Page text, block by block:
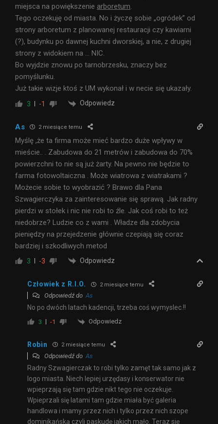
miejsca na powiększenie arboretum.
Tego oczekuję od miasta. No i życzę sobie „ogródek” od
strony arboretum z planowanej restauracji czy kawiarni
(?), budynku po dawnej kuchni dworskiej, a nie, z drugiej
strony z widokiem na … NIC.
Bo wyjdzie znowu po tarnobrzesku, znaczy bez
pomyślunku.
Już takie wizje ktoś z UM wykonał i w necie się ukazały.
3 -1 Odpowiedz
As 2 miesiące temu
Myślę ,że ta firma może mieć bardzo duże wpływy w
mieście.. . Zabudowa do 21 metrów i zabudowa do 70%
powierzchni to nie są już żarty. Na pewno nie będzie to
farma fotowoltaiczna . Może wiatrowa z wiatrakami ?
Możecie sobie to wyobrazić ? Brawo dla Pana
Szwagierczyka za zainteresowanie się sprawą. Jak radny
pierdzi w stołek i nic nie robi to źle. Jak coś robi to też
niedobrze? Ludzie co z wami . Władze dla zdobycia
pieniędzy na przejedzenie głównie czepiają się coraz
bardziej i szkodliwych metod
3 -3 Odpowiedz
Człowiek z R.I.O. 2 miesiące temu
Odpowiedź doAs
No po dwóch latach kadencji, trzeba coś wymyslec.!!
3 -1 Odpowiedz
Robìn 2 miesiące temu
Odpowiedź do As
Radny Szwagierczak to robi tylko zamęt tak samo jak z
logo miasta. Niech lepiej urzędasy i konserwator nie
wpieprzają się tam gdzie nikt tego nie oczekuje.
Wpieprzali się latami tam gdzie miała być galeria
handlowa i mamy przez nich i tylko przez nich szope
dominikańską czyli paskudę jakich mało. Teraz się